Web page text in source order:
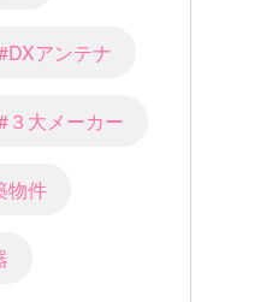
アンテナ
３大メーカー
物件